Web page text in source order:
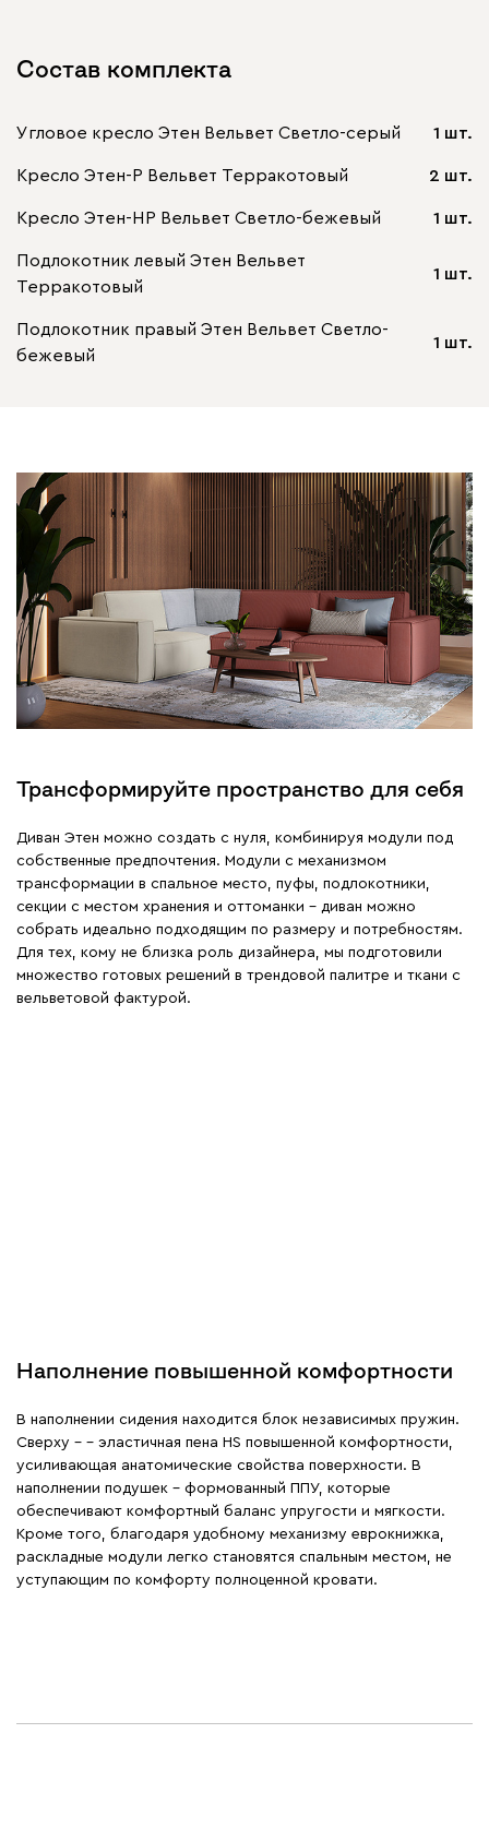
Состав комплекта
Угловое кресло Этен Вельвет Светло-серый 1 шт.
Кресло Этен-Р Вельвет Терракотовый 2 шт.
Кресло Этен-НР Вельвет Светло-бежевый 1 шт.
Подлокотник левый Этен Вельвет
Терракотовый
1 шт.
Подлокотник правый Этен Вельвет Светло-
бежевый
1 шт.
Трансформируйте пространство для себя
Диван Этен можно создать с нуля, комбинируя модули под
собственные предпочтения. Модули с механизмом
трансформации в спальное место, пуфы, подлокотники,
секции с местом хранения и оттоманки – диван можно
собрать идеально подходящим по размеру и потребностям.
Для тех, кому не близка роль дизайнера, мы подготовили
множество готовых решений в трендовой палитре и ткани с
вельветовой фактурой.
Наполнение повышенной комфортности
В наполнении сидения находится блок независимых пружин.
Сверху – - эластичная пена HS повышенной комфортности,
усиливающая анатомические свойства поверхности. В
наполнении подушек – формованный ППУ, которые
обеспечивают комфортный баланс упругости и мягкости.
Кроме того, благодаря удобному механизму еврокнижка,
раскладные модули легко становятся спальным местом, не
уступающим по комфорту полноценной кровати.